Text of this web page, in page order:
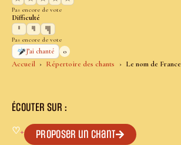
Accueil Répertoire des chants Le nom de France
Pas encore de vote
Difficulté
Pas encore de vote
J’ai chanté
0
ÉCOUTER SUR :
♡+ Proposer un chant